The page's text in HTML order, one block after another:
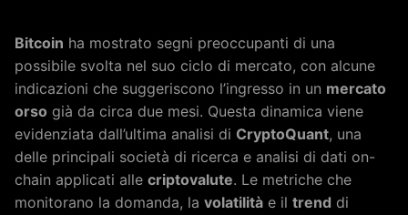
Bitcoin ha mostrato segni preoccupanti di una
possibile svolta nel suo ciclo di mercato, con alcune
indicazioni che suggeriscono l’ingresso in un mercato
orso già da circa due mesi. Questa dinamica viene
evidenziata dall’ultima analisi di CryptoQuant, una
delle principali società di ricerca e analisi di dati on-
chain applicati alle criptovalute. Le metriche che
monitorano la domanda, la volatilità e il trend di